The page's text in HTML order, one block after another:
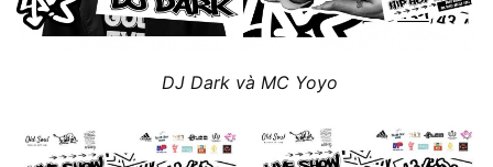
DJ Dark và MC Yoyo